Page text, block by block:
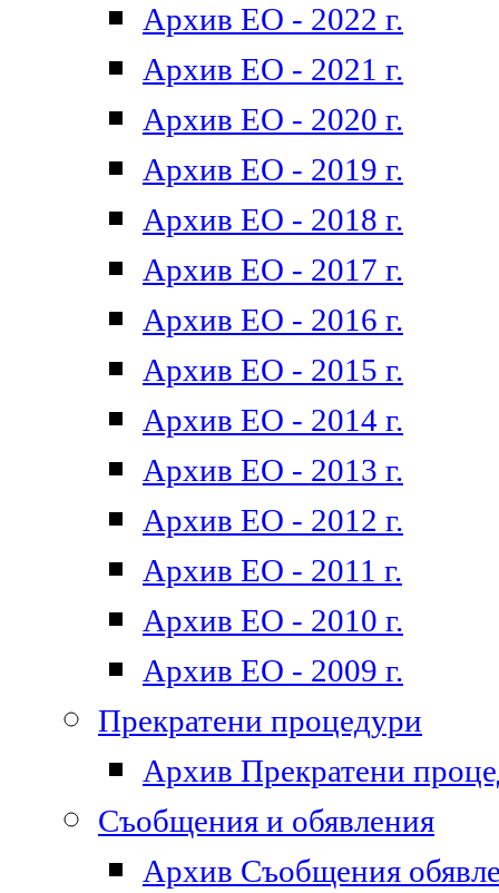
Архив ЕО - 2022 г.
Архив ЕО - 2021 г.
Архив ЕО - 2020 г.
Архив ЕО - 2019 г.
Архив ЕО - 2018 г.
Архив ЕО - 2017 г.
Архив ЕО - 2016 г.
Архив ЕО - 2015 г.
Архив ЕО - 2014 г.
Архив ЕО - 2013 г.
Архив ЕО - 2012 г.
Архив ЕО - 2011 г.
Архив ЕО - 2010 г.
Архив ЕО - 2009 г.
Прекратени процедури
Архив Прекратени
Съобщения и обявления
Архив Съобщения